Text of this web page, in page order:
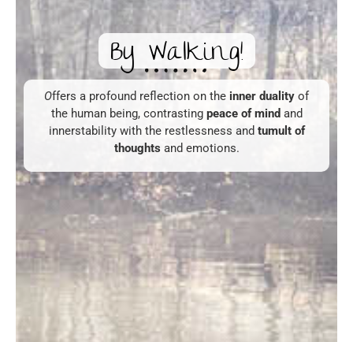
By Walking!
Offers a profound reflection on the inner duality of
the human being, contrasting peace of mind and
innerstability with the restlessness and tumult of
thoughts and emotions.